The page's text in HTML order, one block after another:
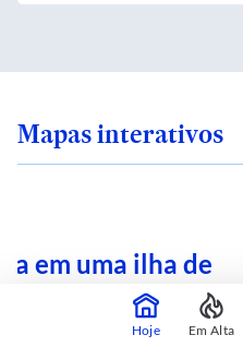
Mapas interativos
em uma ilha de
sua rua no
Hoje Em Alta